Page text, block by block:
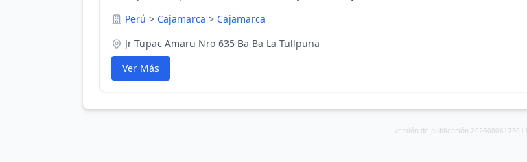
Perú > Cajamarca > Cajamarca
Jr Tupac Amaru Nro 635 Ba Ba La Tullpuna
Ver Más
versión de publicación 20260806173011